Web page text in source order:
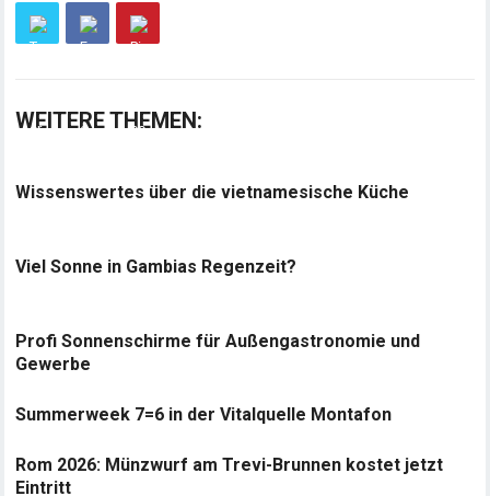
WEITERE THEMEN:
Wissenswertes über die vietnamesische Küche
Viel Sonne in Gambias Regenzeit?
Profi Sonnenschirme für Außengastronomie und
Gewerbe
Summerweek 7=6 in der Vitalquelle Montafon
Rom 2026: Münzwurf am Trevi-Brunnen kostet jetzt
Eintritt